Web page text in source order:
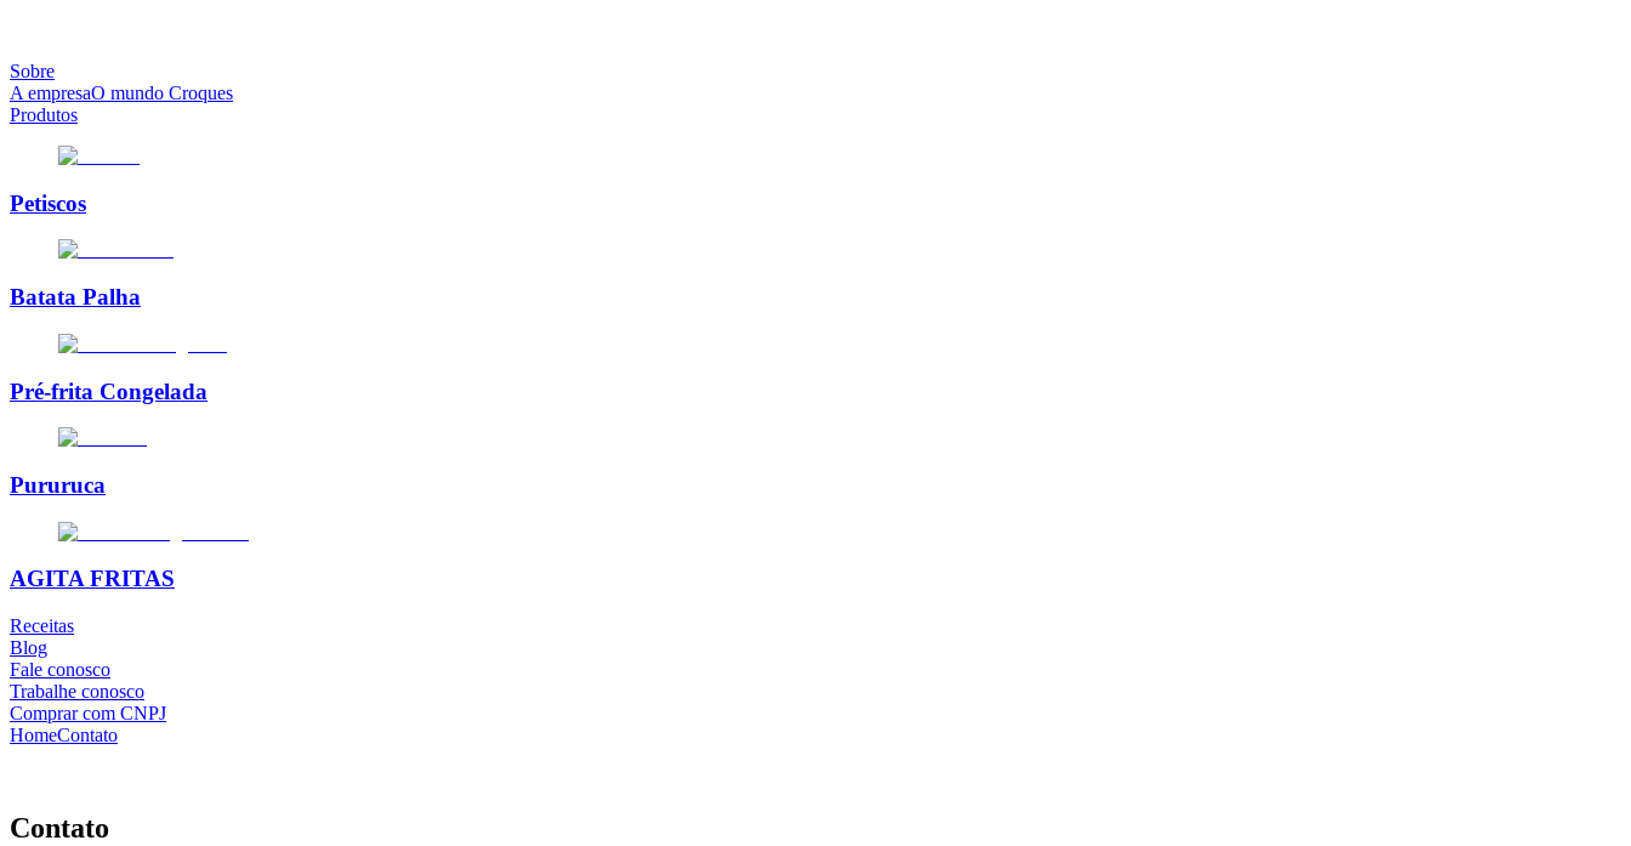
Sobre
A empresaO mundo Croques
Produtos
Petiscos
Batata Palha
Pré-frita Congelada
Pururuca
AGITA FRITAS
Receitas
Blog
Fale conosco
Trabalhe conosco
Comprar com CNPJ
HomeContato
Contato